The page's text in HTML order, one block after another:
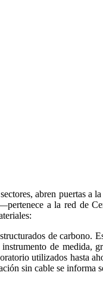
abren puertas
a la red de
de carbono.
de medida,
utilizados hasta
sin cable se informa